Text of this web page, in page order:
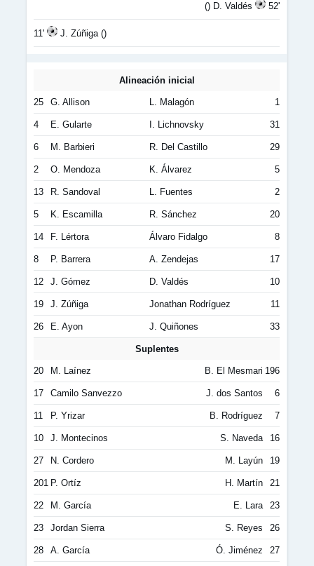
() D. Valdés 52'
11' J. Zúñiga ()
Alineación inicial
25 G. Allison L. Malagón 1
4 E. Gularte I. Lichnovsky 31
6 M. Barbieri R. Del Castillo 29
2 O. Mendoza K. Álvarez 5
13 R. Sandoval L. Fuentes 2
5 K. Escamilla R. Sánchez 20
14 F. Lértora Álvaro Fidalgo 8
8 P. Barrera A. Zendejas 17
12 J. Gómez D. Valdés 10
19 J. Zúñiga Jonathan Rodríguez 11
26 E. Ayon J. Quiñones 33
Suplentes
20 M. Laínez B. El Mesmari 196
17 Camilo Sanvezzo J. dos Santos 6
11 P. Yrizar B. Rodríguez 7
10 J. Montecinos S. Naveda 16
27 N. Cordero M. Layún 19
201 P. Ortíz H. Martín 21
22 M. García E. Lara 23
23 Jordan Sierra S. Reyes 26
28 A. García Ó. Jiménez 27